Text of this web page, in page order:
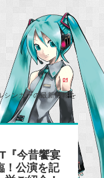
シンガーの最新情報を
『今昔饗宴
！公演を記